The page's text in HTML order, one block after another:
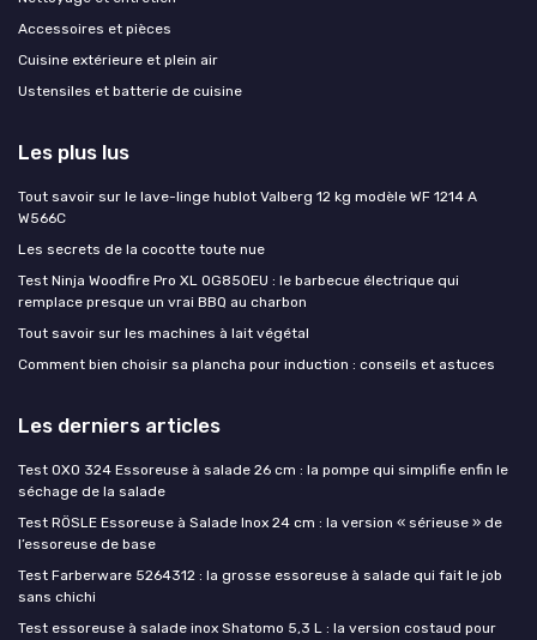
Accessoires et pièces
Cuisine extérieure et plein air
Ustensiles et batterie de cuisine
Les plus lus
Tout savoir sur le lave-linge hublot Valberg 12 kg modèle WF 1214 A
W566C
Les secrets de la cocotte toute nue
Test Ninja Woodfire Pro XL OG850EU : le barbecue électrique qui
remplace presque un vrai BBQ au charbon
Tout savoir sur les machines à lait végétal
Comment bien choisir sa plancha pour induction : conseils et astuces
Les derniers articles
Test OXO 324 Essoreuse à salade 26 cm : la pompe qui simplifie enfin le
séchage de la salade
Test RÖSLE Essoreuse à Salade Inox 24 cm : la version « sérieuse » de
l’essoreuse de base
Test Farberware 5264312 : la grosse essoreuse à salade qui fait le job
sans chichi
Test essoreuse à salade inox Shatomo 5,3 L : la version costaud pour